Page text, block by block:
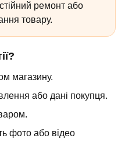
ремонт або
товару.
магазину.
або дані покупця.
фото або відео